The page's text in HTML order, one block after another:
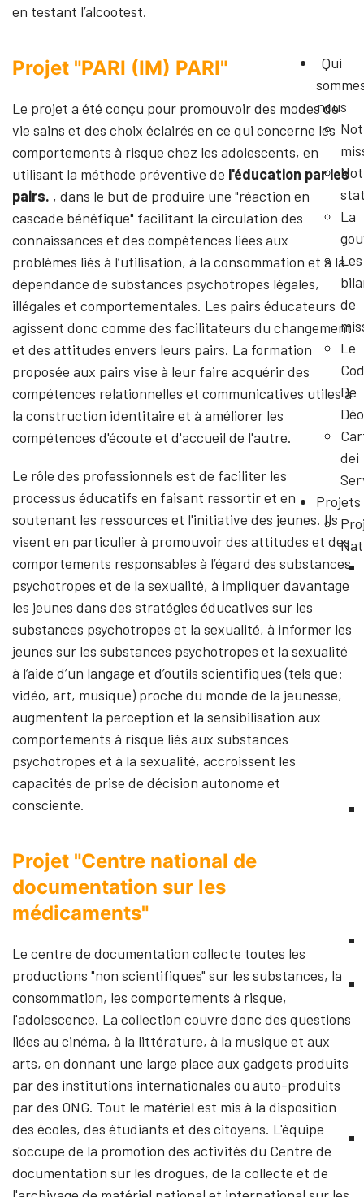
Qui
nous
La
Les
de
Le
De
dei
Projets
en testant l’alcootest.
Projet "PARI (IM) PARI"
Le projet a été conçu pour promouvoir des modes de
vie sains et des choix éclairés en ce qui concerne les
comportements à risque chez les adolescents, en
utilisant la méthode préventive de l'éducation par les
pairs. , dans le but de produire une "réaction en
cascade bénéfique" facilitant la circulation des
connaissances et des compétences liées aux
problèmes liés à l’utilisation, à la consommation et à la
dépendance de substances psychotropes légales,
illégales et comportementales. Les pairs éducateurs
agissent donc comme des facilitateurs du changement
et des attitudes envers leurs pairs. La formation
proposée aux pairs vise à leur faire acquérir des
compétences relationnelles et communicatives utiles à
la construction identitaire et à améliorer les
compétences d'écoute et d'accueil de l'autre.
Le rôle des professionnels est de faciliter les
processus éducatifs en faisant ressortir et en
soutenant les ressources et l'initiative des jeunes. Ils
visent en particulier à promouvoir des attitudes et des
comportements responsables à l’égard des substances
psychotropes et de la sexualité, à impliquer davantage
les jeunes dans des stratégies éducatives sur les
substances psychotropes et la sexualité, à informer les
jeunes sur les substances psychotropes et la sexualité
à l’aide d’un langage et d’outils scientifiques (tels que:
vidéo, art, musique) proche du monde de la jeunesse,
augmentent la perception et la sensibilisation aux
comportements à risque liés aux substances
psychotropes et à la sexualité, accroissent les
capacités de prise de décision autonome et
consciente.
Projet "Centre national de
documentation sur les
médicaments"
Le centre de documentation collecte toutes les
productions "non scientifiques" sur les substances, la
consommation, les comportements à risque,
l'adolescence. La collection couvre donc des questions
liées au cinéma, à la littérature, à la musique et aux
arts, en donnant une large place aux gadgets produits
par des institutions internationales ou auto-produits
par des ONG. Tout le matériel est mis à la disposition
des écoles, des étudiants et des citoyens. L'équipe
s'occupe de la promotion des activités du Centre de
documentation sur les drogues, de la collecte et de